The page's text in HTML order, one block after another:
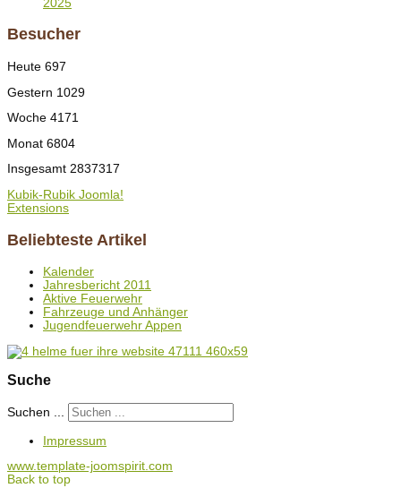
2025
Besucher
Heute 697
Gestern 1029
Woche 4171
Monat 6804
Insgesamt 2837317
Kubik-Rubik Joomla!
Extensions
Beliebteste Artikel
Kalender
Jahresbericht 2011
Aktive Feuerwehr
Fahrzeuge und Anhänger
Jugendfeuerwehr Appen
Suche
Suchen ...
Impressum
www.template-joomspirit.com
Back to top